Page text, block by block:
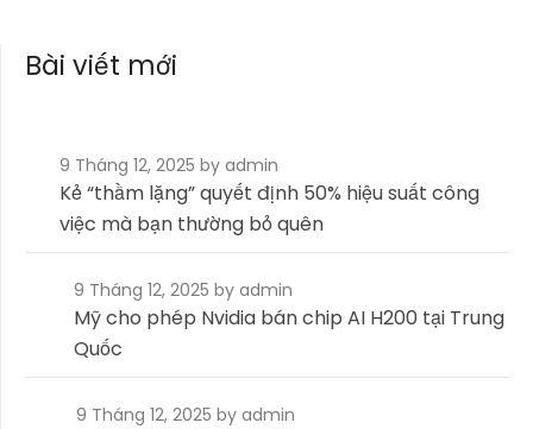
viếtBài viết mới
9 Tháng 12, 2025by admin
Kẻ “thầm lặng” quyết định 50% hiệu suất công
việc mà bạn thường bỏ quên
9 Tháng 12, 2025 by admin
Mỹ cho phép Nvidia bán chip AI H200 tại Trung
Quốc
9 Tháng 12, 2025 by admin